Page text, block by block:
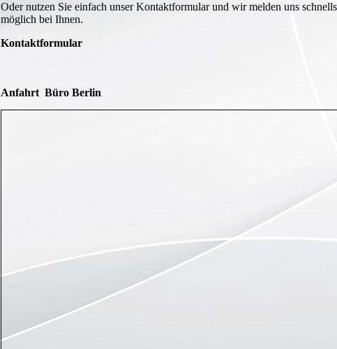
Oder nutzen Sie einfach unser Kontaktformular und wir melden uns
möglich bei Ihnen.
Kontaktformular
Anfahrt Büro Berlin